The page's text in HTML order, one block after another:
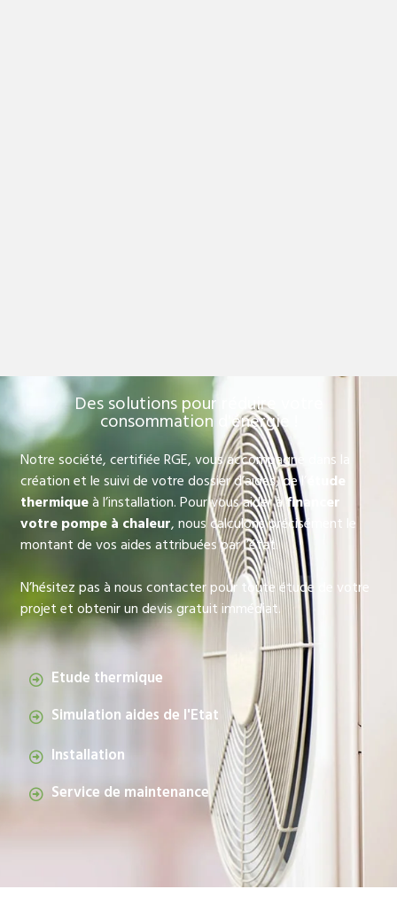
Des solutions pour réduire votre
consommation d'énergie !
Notre société, certifiée RGE, vous accompagne dans la
création et le suivi de votre dossier d’aides, de l’
étude
thermiqueà l’installation. Pour vous aider àfinancer
votre pompe à chaleur, nous calculons précisément le
montant de vos aides attribuées par l’état.
N’hésitez pas à nous contacter pour toute étude de votre
projet et obtenir un devis gratuit immédiat.
Etude thermique
Simulation aides de l'Etat
Installation
Service de maintenance